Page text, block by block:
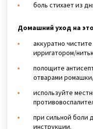
боль стихает из
Домашний уход на
аккуратно
ирригатором/
полощите
отварами
используйте
при сильной боли
инструкции.